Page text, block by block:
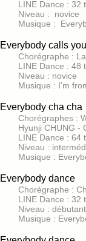
LINE Dance : 32
Niveau : novice
Musique :
Everybody calls
Chorégraphe :
LINE Dance : 48
Niveau : novice
Musique : I’m
Everybody cha cha
Chorégraphes :
Hyunji CHUNG -
LINE Dance : 64
Niveau :
Musique :
Everybody dance
Chorégraphe :
LINE Dance : 32
Niveau : débutant
Musique :